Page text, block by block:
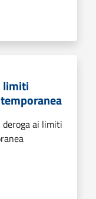
limiti
ai limiti